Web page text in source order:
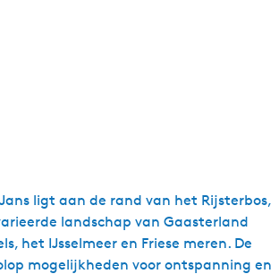
ligt aan de rand van het Rijsterbos,
landschap van Gaasterland
het IJsselmeer en Friese meren. De
mogelijkheden voor ontspanning en